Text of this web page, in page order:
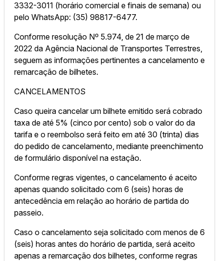
3332-3011 (horário comercial e finais de semana) ou
pelo WhatsApp: (35) 98817-6477.
Conforme resolução Nº 5.974, de 21 de março de
2022 da Agência Nacional de Transportes Terrestres,
seguem as informações pertinentes a cancelamento e
remarcação de bilhetes.
CANCELAMENTOS
Caso queira cancelar um bilhete emitido será cobrado
taxa de até 5% (cinco por cento) sob o valor do da
tarifa e o reembolso será feito em até 30 (trinta) dias
do pedido de cancelamento, mediante preenchimento
de formulário disponível na estação.
Conforme regras vigentes, o cancelamento é aceito
apenas quando solicitado com 6 (seis) horas de
antecedência em relação ao horário de partida do
passeio.
Caso o cancelamento seja solicitado com menos de 6
(seis) horas antes do horário de partida, será aceito
apenas a remarcação dos bilhetes, conforme regras